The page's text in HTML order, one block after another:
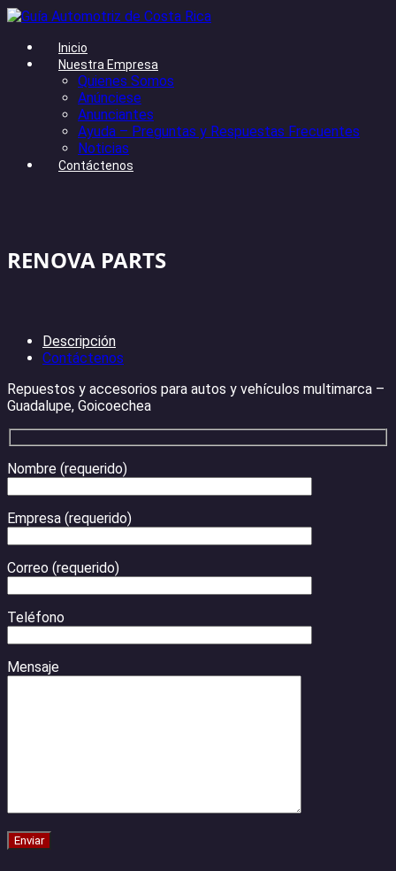
Inicio
Nuestra Empresa
Quienes Somos
Anúnciese
Anunciantes
Ayuda – Preguntas y Respuestas Frecuentes
Noticias
Contáctenos
RENOVA PARTS
Descripción
Contáctenos
Repuestos y accesorios para autos y vehículos multimarca –
Guadalupe, Goicoechea
Nombre (requerido)
Empresa (requerido)
Correo (requerido)
Teléfono
Mensaje